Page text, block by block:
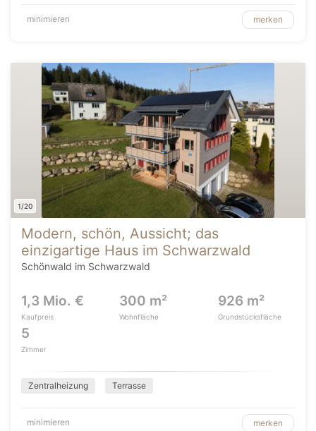
minimieren merken
1/20
Modern, schön, Aussicht; das
einzigartige Haus im Schwarzwald
Schönwald im Schwarzwald
1,3 Mio. €
Kaufpreis
300 m²
Wohnfläche
926 m²
Grundstücksfläche
5
Zimmer
Zentralheizung Terrasse
minimieren merken